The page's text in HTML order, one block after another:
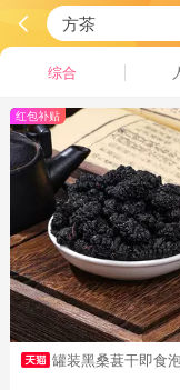
综合
红包补贴
罐装黑桑葚干即食